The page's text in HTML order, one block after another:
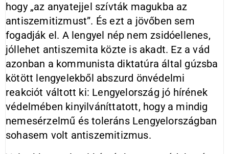
hogy „az anyatejjel szívták magukba az
antiszemitizmust”. És ezt a jövőben sem
fogadják el. A lengyel nép nem zsidóellenes,
jóllehet antiszemita közte is akadt. Ez a vád
azonban a kommunista diktatúra által gúzsba
kötött lengyelekből abszurd önvédelmi
reakciót váltott ki: Lengyelország jó hírének
védelmében kinyilváníttatott, hogy a mindig
nemesérzelmű és toleráns Lengyelországban
sohasem volt antiszemitizmus.